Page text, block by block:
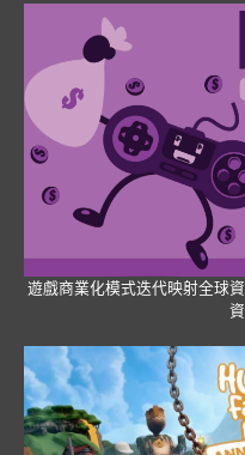
遊戲商業化模式迭代映射全球